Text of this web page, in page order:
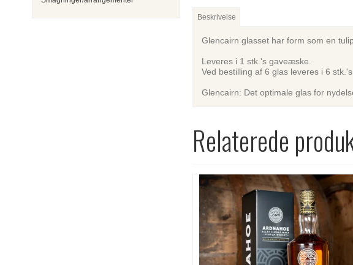
Beskrivelse
Glencairn glasset har form som en
Leveres i 1 stk.'s gaveæske.
Ved bestilling af 6 glas leveres i 6
Glencairn: Det optimale glas for
Relaterede